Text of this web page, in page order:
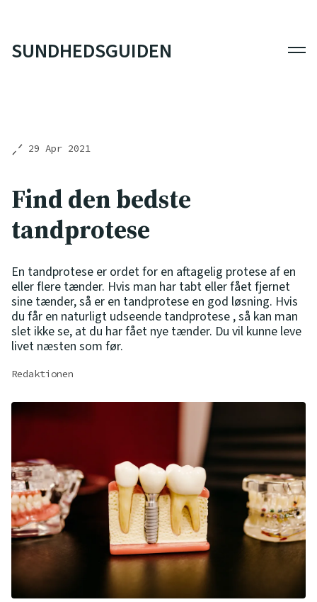
SUNDHEDSGUIDEN
29 Apr 2021
Find den bedste
tandprotese
En tandprotese er ordet for en aftagelig protese af en
eller flere tænder. Hvis man har tabt eller fået fjernet
sine tænder, så er en tandprotese en god løsning. Hvis
du får en naturligt udseende tandprotese , så kan man
slet ikke se, at du har fået nye tænder. Du vil kunne leve
livet næsten som før.
Redaktionen